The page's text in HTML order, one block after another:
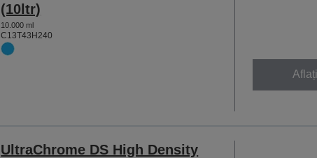
(10ltr)
10.000 ml
C13T43H240
UltraChrome DS High Density